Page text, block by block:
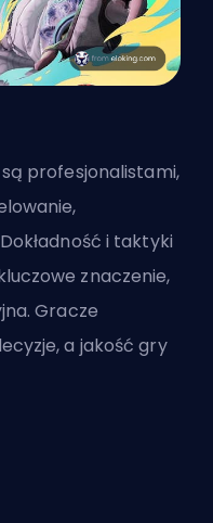
profesjonalistami,
i taktyki
znaczenie,
Gracze
a jakość gry